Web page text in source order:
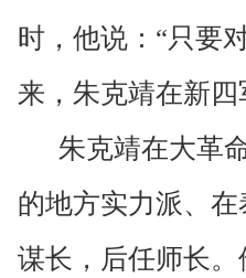
时，他说：“只要
来，朱克靖在新
朱克靖在大革
的地方实力派、
谋长，后任师长